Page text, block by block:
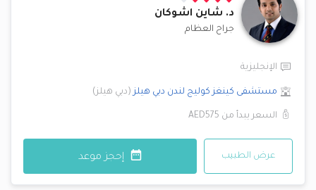
د. شاين اشوكان
جراح العظام
الإنجليزية
مستشفى كينغز كوليج لندن دبي هيلز (دبي هيلز)
السعر يبدأ من AED575
عرض الطبيب إحجز موعد